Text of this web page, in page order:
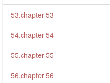
53.chapter 53
54.chapter 54
55.chapter 55
56.chapter 56